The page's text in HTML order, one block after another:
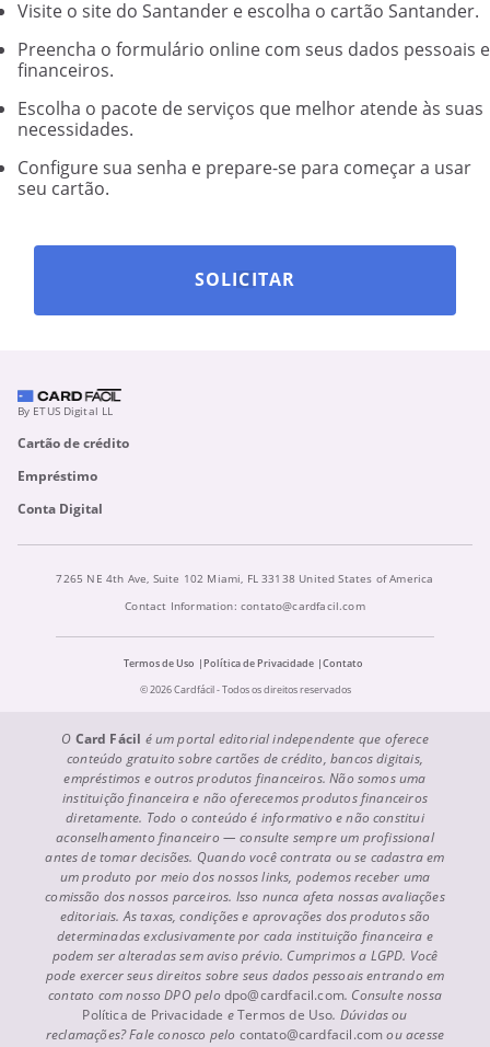
Visite o site do Santander e escolha o cartão Santander.
Preencha o formulário online com seus dados pessoais e
financeiros.
Escolha o pacote de serviços que melhor atende às suas
necessidades.
Configure sua senha e prepare-se para começar a usar
seu cartão.
SOLICITAR
By ETUS Digital LL
Cartão de crédito
Empréstimo
Conta Digital
7265 NE 4th Ave, Suite 102 Miami, FL 33138 United States of America
Contact Information: contato@cardfacil.com
Termos de Uso Política de Privacidade
Contato
© 2026 Cardfácil - Todos os direitos reservados
O Card Fácil é um portal editorial independente que oferece
conteúdo gratuito sobre cartões de crédito, bancos digitais,
empréstimos e outros produtos financeiros. Não somos uma
instituição financeira e não oferecemos produtos financeiros
diretamente. Todo o conteúdo é informativo e não constitui
aconselhamento financeiro — consulte sempre um profissional
antes de tomar decisões. Quando você contrata ou se cadastra em
um produto por meio dos nossos links, podemos receber uma
comissão dos nossos parceiros. Isso nunca afeta nossas avaliações
editoriais. As taxas, condições e aprovações dos produtos são
determinadas exclusivamente por cada instituição financeira e
podem ser alteradas sem aviso prévio. Cumprimos a LGPD. Você
pode exercer seus direitos sobre seus dados pessoais entrando em
contato com nosso DPO pelo dpo@cardfacil.com. Consulte nossa
Política de Privacidade eTermos de Uso. Dúvidas ou
reclamações? Fale conosco pelo contato@cardfacil.comou acesse